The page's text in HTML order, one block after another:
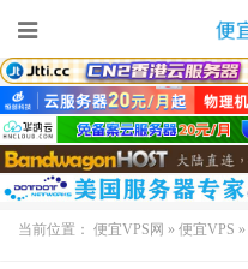
当前位置： 便宜VPS网 » 便宜VPS »